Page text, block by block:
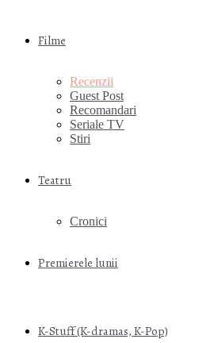
Filme
Recenzii
Guest Post
Recomandari
Seriale TV
Stiri
Teatru
Cronici
Premierele lunii
K-Stuff (K-dramas, K-Pop)